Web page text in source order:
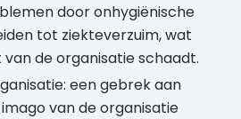
door onhygiënische
tot ziekteverzuim, wat
de organisatie schaadt.
een gebrek aan
van de organisatie